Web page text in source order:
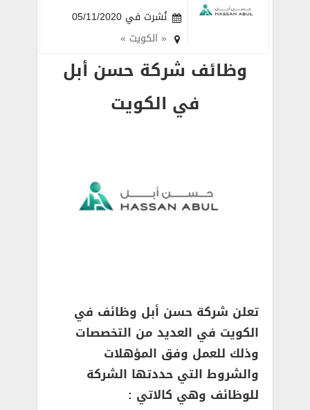
نُشرت في 05/11/2020
« الكويت »
وظائف شركة حسن أبل
في الكويت
تعلن شركة حسن أبل وظائف في
الكويت في العديد من التخصصات
وذلك للعمل وفق المؤهلات
والشروط التي حددتها الشركة
للوظائف وهي كالاتي :